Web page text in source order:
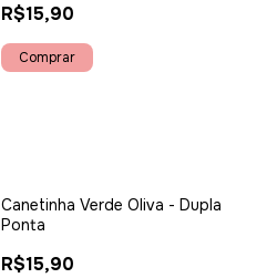
R$15,90
Canetinha Verde Oliva - Dupla
Ponta
R$15,90